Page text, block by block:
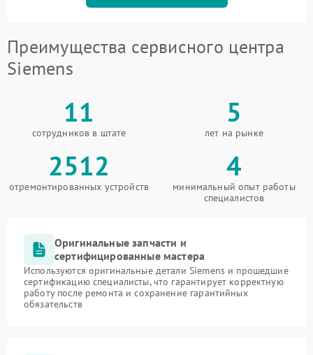
Преимущества сервисного центра
Siemens
11
сотрудников в штате
5
лет на рынке
2512
отремонтированных устройств
4
минимальный опыт работы
специалистов
Оригинальные запчасти и
сертифицированные мастера
Используются оригинальные детали Siemens и прошедшие
сертификацию специалисты, что гарантирует корректную
работу после ремонта и сохранение гарантийных
обязательств